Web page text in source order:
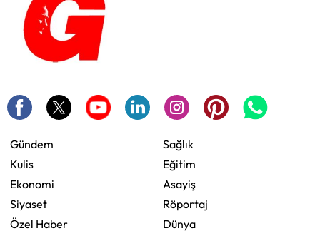
Gündem
Kulis
Ekonomi
Siyaset
Özel Haber
Sağlık
Eğitim
Asayiş
Röportaj
Dünya